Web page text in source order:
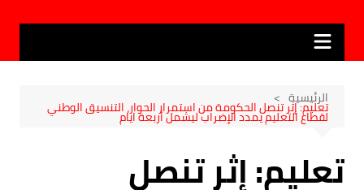
الرئيسية
تعليم: إثر تنصل الحكومة من استمرار الحوار، التنسيق الوطني
لقطاع التعليم يمدد الإضراب ليشمل أربعة ايام
تعليم: إثر تنصل